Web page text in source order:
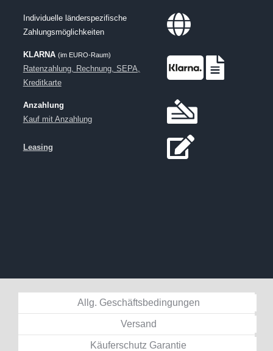
Individuelle länderspezifische
Zahlungsmöglichkeiten
KLARNA (im EURO-Raum)
Ratenzahlung, Rechnung, SEPA,
Kreditkarte
Anzahlung
Kauf mit Anzahlung
Leasing
Allg. Geschäftsbedingungen
Versand
Käuferschutz Garantie